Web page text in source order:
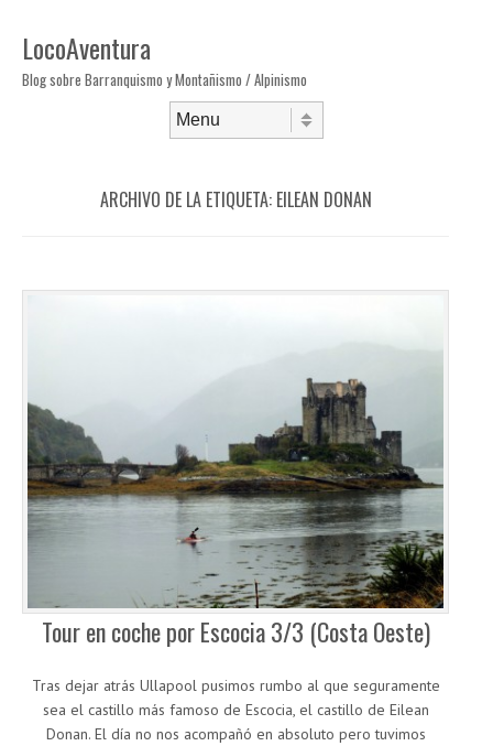
LocoAventura
Blog sobre Barranquismo y Montañismo / Alpinismo
ARCHIVO DE LA ETIQUETA: EILEAN DONAN
Tour en coche por Escocia 3/3 (Costa Oeste)
Tras dejar atrás Ullapool pusimos rumbo al que seguramente
sea el castillo más famoso de Escocia, el castillo de Eilean
Donan. El día no nos acompañó en absoluto pero tuvimos